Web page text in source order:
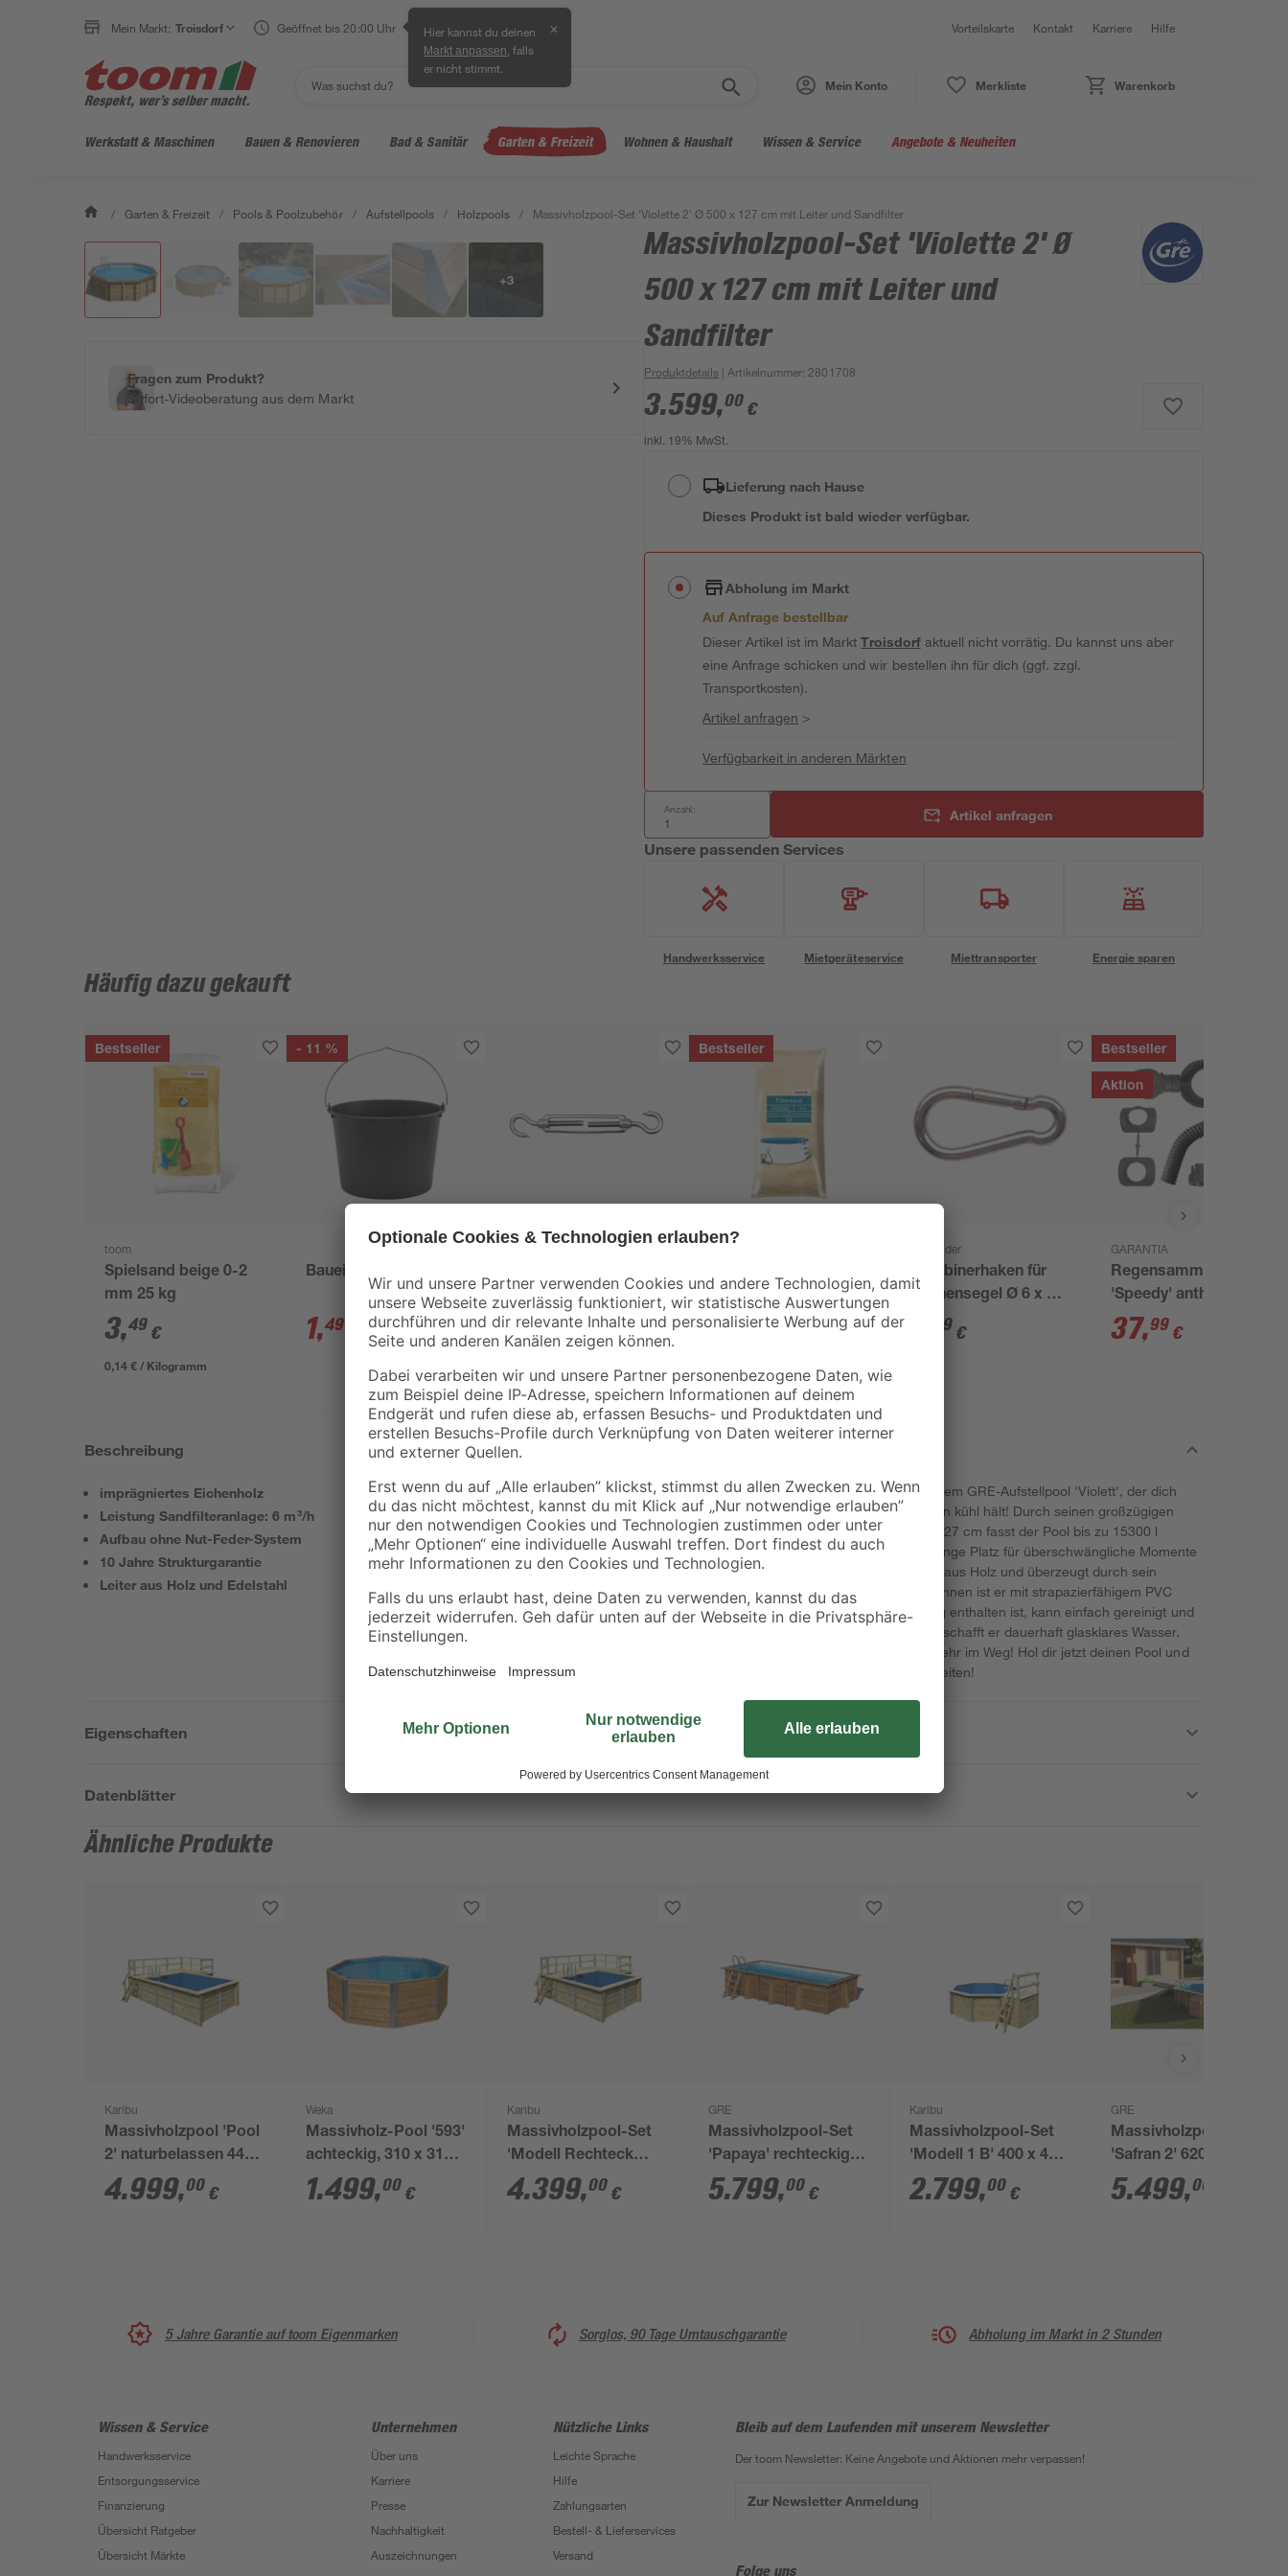
Mein Markt: Troisdorf Geöffnet bis 20:00 Uhr Hier kannst du deinen
Markt anpassen , falls
er nicht stimmt.
✕ Vorteilskarte Kontakt Karriere Hilfe
Mein Konto Merkliste Warenkorb
Werkstatt & Maschinen Bauen & Renovieren Bad & Sanitär Garten & Freizeit Wohnen & Haushalt Wissen & Service Angebote & Neuheiten
/ Garten & Freizeit / Pools & Poolzubehör / Aufstellpools / Holzpools / Massivholzpool-Set 'Violette 2' Ø 500 x 127 cm mit Leiter und Sandfilter
+3
Fragen zum Produkt?
Sofort-Videoberatung aus dem Markt
Massivholzpool-Set 'Violette 2' Ø
500 x 127 cm mit Leiter und
Sandfilter
Produktdetails | Artikelnummer: 2801708
3.599,00 €
inkl. 19% MwSt.
Lieferung nach Hause
Dieses Produkt ist bald wieder verfügbar.
Abholung im Markt
Auf Anfrage bestellbar
Dieser Artikel ist im MarktTroisdorfaktuell nicht vorrätig. Du kannst uns aber
eine Anfrage schicken und wir bestellen ihn für dich (ggf. zzgl.
Transportkosten).
Artikel anfragen >
Verfügbarkeit in anderen Märkten
Anzahl: Artikel anfragen
Unsere passenden Services
Handwerksservice Mietgeräteservice Miettransporter Energie sparen
Häufig dazu gekauft
Bestseller
toom
Spielsand beige 0-2
mm 25 kg
3,49 €
0,14 € / Kilogramm
- 11 %
Baueimer 12 l
1,49 1,69 €
Sonnensegel 150-218
mm
7,99€
Bestseller
Sandfilteranlagen 0,7-
1,2 mm 25 kg
11,99 €
Schneider
Karabinerhaken für
Sonnensegel Ø 6 x 60
99 €
Bestseller
Aktion
GARANTIA
Regensammler
'Speedy' anthrazit
inkl. Zubehör
37,99 €
Beschreibung
imprägniertes Eichenholz
Leistung Sandfilteranlage: 6 m³/h
Aufbau ohne Nut-Feder-System
10 Jahre Strukturgarantie
Leiter aus Holz und Edelstahl
Tauche ein in den erfrischenden Badespaß mit dem GRE-Aufstellpool 'Violett', der dich
auch an heißen Sommertagen im eigenen Garten kühl hält! Durch seinen großzügigen
Durchmesser von 500 cm und seine Höhe von 127 cm fasst der Pool bis zu 15300 l
Wasser. So bietet er der ganzen Familie jede Menge Platz für überschwängliche Momente
und unvergessliche Abkühlung. Dazu besteht er aus Holz und überzeugt durch sein
attraktives Design und seine Langlebigkeit. Von innen ist er mit strapazierfähigem PVC
ausgekleidet. Der Sandfilter, der im Lieferumfang enthalten ist, kann einfach gereinigt und
bedient werden. Mit einer Leistung von 6000 l/h schafft er dauerhaft glasklares Wasser.
Nichts steht einer Erfrischung im kühlen Nass mehr im Weg! Hol dir jetzt deinen Pool und
mach dich bereit für den besten Sommer aller Zeiten!
Eigenschaften
Datenblätter
Ähnliche Produkte
Karibu
Massivholzpool 'Pool
2' naturbelassen 440
x 124 x 353 cm
4.999,00 €
Weka
Massivholz-Pool '593'
achteckig, 310 x 310 x
116 cm
1.499,00 €
Karibu
Massivholzpool-Set
'Modell Rechteck
pool-Set 1 B' 300 x
267 x 124 cm mit
4.399,00 €
GRE
Massivholzpool-Set
'Papaya' rechteckig
520 × 320 × 133 cm
5.799,00 €
Karibu
Massivholzpool-Set
'Modell 1 B' 400 x 400
x 124 cm mit
Sonnendeck und
2.799,00 €
GRE
Massivholzpool-Set
'Safran 2' 620 x 395 x
136 cm mit
Edelstahlleiter,
5.499,00
5 Jahre Garantie auf toom Eigenmarken Sorglos, 90 Tage Umtauschgarantie Abholung im Markt in 2 Stunden
Wissen & Service
Handwerksservice
Entsorgungsservice
Finanzierung
Übersicht Ratgeber
Übersicht Märkte
Unternehmen
Über uns
Karriere
Presse
Nachhaltigkeit
Auszeichnungen
Nützliche Links
Leichte Sprache
Hilfe
Zahlungsarten
Bestell- & Lieferservices
Versand
Bleib auf dem Laufenden mit unserem Newsletter
Der toom Newsletter: Keine Angebote und Aktionen mehr verpassen!
Zur Newsletter Anmeldung
Folge uns